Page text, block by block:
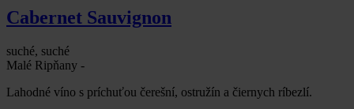
2022-
Ripňany
Cabernet Sauvignon
suché, suché
Malé Ripňany -
Lahodné víno s príchuťou čerešní, ostružín a čiernych ríbezlí.